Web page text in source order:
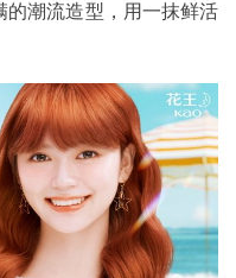
的潮流造型，用一抹鲜活